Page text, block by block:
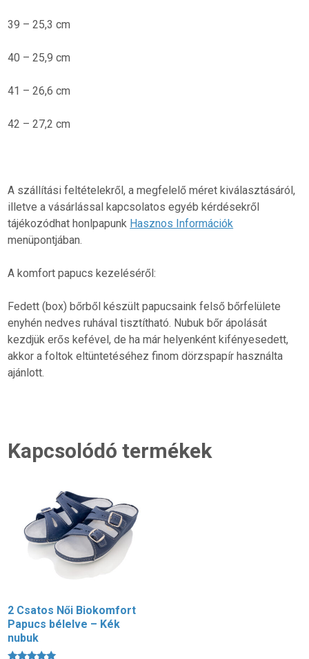
39 – 25,3 cm
40 – 25,9 cm
41 – 26,6 cm
42 – 27,2 cm
A szállítási feltételekről, a megfelelő méret kiválasztásáról,
illetve a vásárlással kapcsolatos egyéb kérdésekről
tájékozódhat honlpapunk Hasznos Információk
menüpontjában.
A komfort papucs kezeléséről:
Fedett (box) bőrből készült papucsaink felső bőrfelülete
enyhén nedves ruhával tisztítható. Nubuk bőr ápolását
kezdjük erős kefével, de ha már helyenként kifényesedett,
akkor a foltok eltüntetéséhez finom dörzspapír használta
ajánlott.
Kapcsolódó termékek
2 Csatos Női Biokomfort
Papucs bélelve – Kék
nubuk